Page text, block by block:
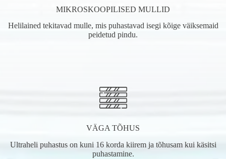
MIKROSKOOPILISED MULLID
Helilained tekitavad mulle, mis puhastavad isegi kõige väiksemaid
peidetud pindu.
VÄGA TÕHUS
Ultraheli puhastus on kuni 16 korda kiirem ja tõhusam kui käsitsi
puhastamine.